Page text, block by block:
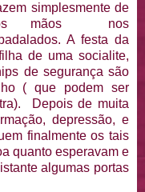
simplesmente de
mãos nos
A festa da
de uma socialite,
de segurança são
( que podem ser
Depois de muita
depressão, e
finalmente os tais
quanto esperavam e
algumas portas